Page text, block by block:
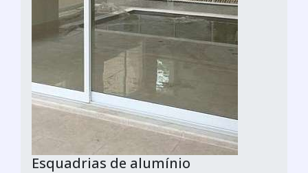
Esquadrias de alumínio